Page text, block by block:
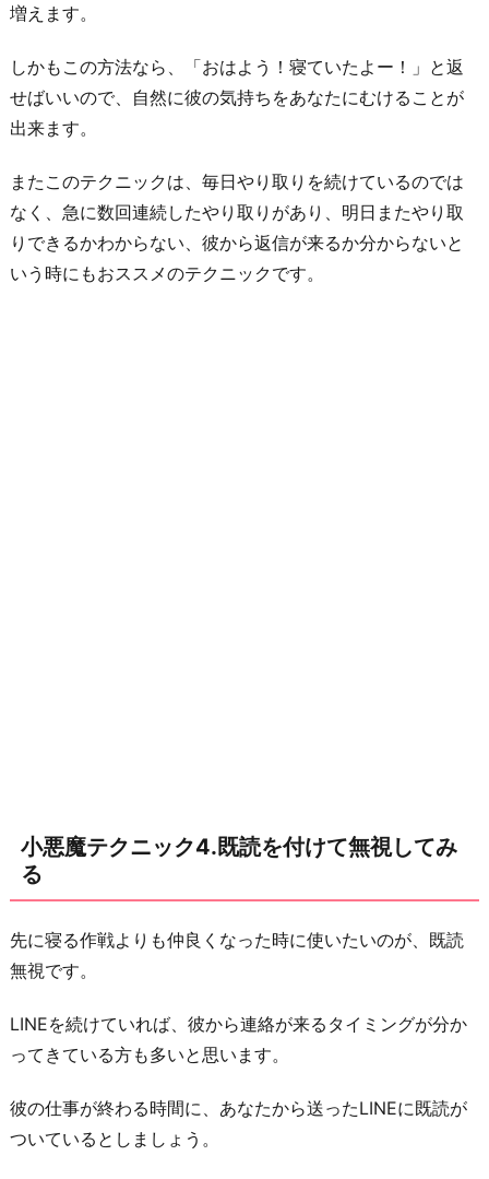
テ
ニ
ッ
ク
興
増えます。
しかもこの方法なら、「おはよう！寝ていたよー！」と返
せばいいので、自然に彼の気持ちをあなたにむけることが
出来ます。
またこのテクニックは、毎日やり取りを続けているのでは
なく、急に数回連続したやり取りがあり、明日またやり取
りできるかわからない、彼から返信が来るか分からないと
いう時にもおススメのテクニックです。
小悪魔テクニック4.既読を付けて無視してみ
る
先に寝る作戦よりも仲良くなった時に使いたいのが、既読
無視です。
LINEを続けていれば、彼から連絡が来るタイミングが分か
ってきている方も多いと思います。
彼の仕事が終わる時間に、あなたから送ったLINEに既読が
ついているとしましょう。